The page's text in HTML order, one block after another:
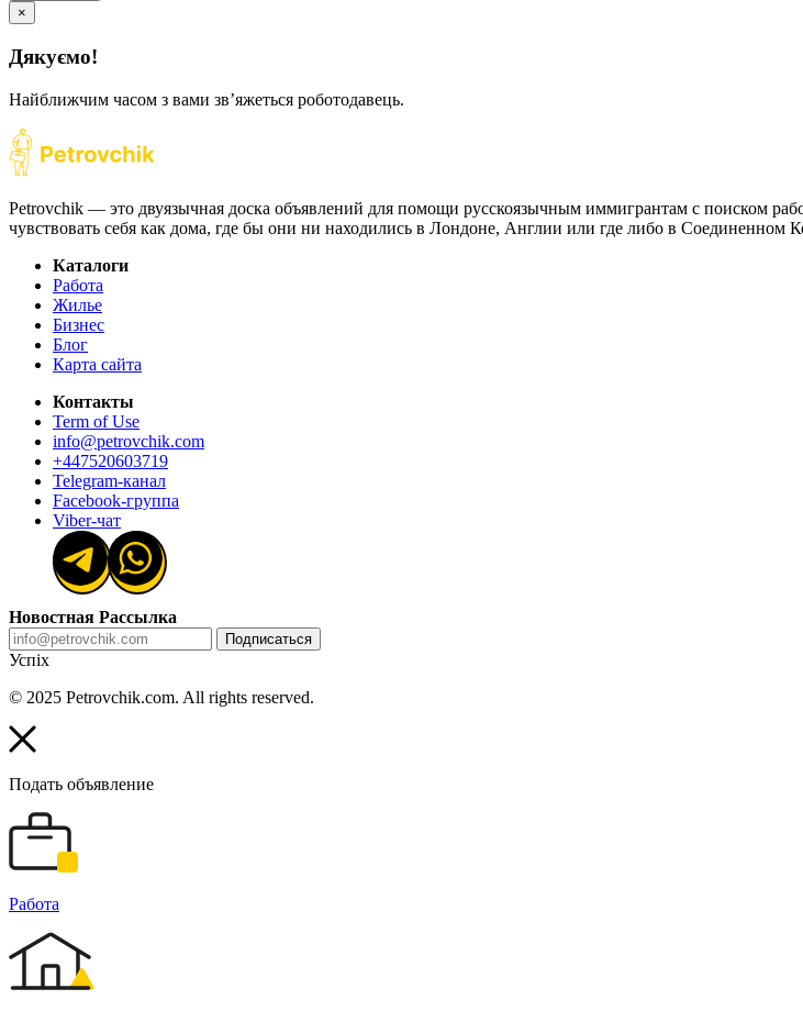
×
Дякуємо!
Найближчим часом з вами звʼяжеться роботодавець.
Petrovchik — это двуязычная доска объявлений для помощи русскоязычным иммигрантам с поиском
чувствовать себя как дома, где бы они ни находились в Лондоне, Англии или где либо в Соединенном
Каталоги
Работа
Жилье
Бизнес
Блог
Карта сайта
Контакты
Term of Use
info@petrovchik.com
+447520603719
Telegram-канал
Facebook-группа
Viber-чат
Новостная Рассылка
Подписаться
Успіх
© 2025 Petrovchik.com. All rights reserved.
Подать объявление
Работа